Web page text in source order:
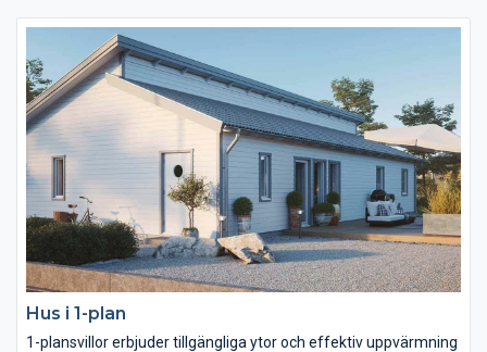
Hus i 1-plan
1-plansvillor erbjuder tillgängliga ytor och effektiv uppvärmning